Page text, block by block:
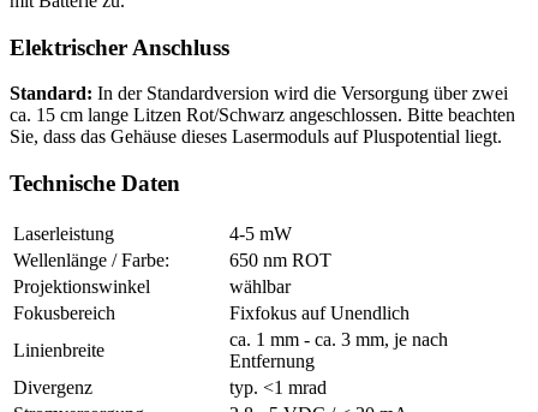
Elektrischer Anschluss
Standard: In der Standardversion wird die Versorgung über zwei
ca. 15 cm lange Litzen Rot/Schwarz angeschlossen. Bitte beachten
Sie, dass das Gehäuse dieses Lasermoduls auf Pluspotential liegt.
Technische Daten
Laserleistung
4-5 mW
Wellenlänge / Farbe:
650 nm ROT
Projektionswinkel
wählbar
Fokusbereich
Fixfokus auf Unendlich
Linienbreite
ca. 1 mm - ca. 3 mm, je nach
Entfernung
Divergenz
typ. <1 mrad